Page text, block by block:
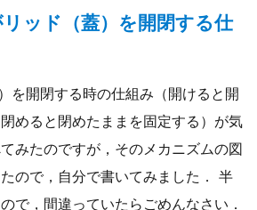
ッド（蓋）を開閉する仕
を開閉する時の仕組み（開けると開
めると閉めたままを固定する）が気
みたのですが，そのメカニズムの図
ので，自分で書いてみました． 半
で，間違っていたらごめんなさい．